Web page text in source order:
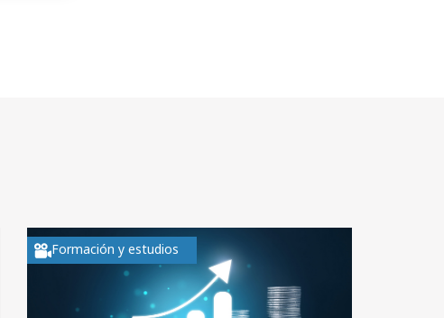
Formación y estudios